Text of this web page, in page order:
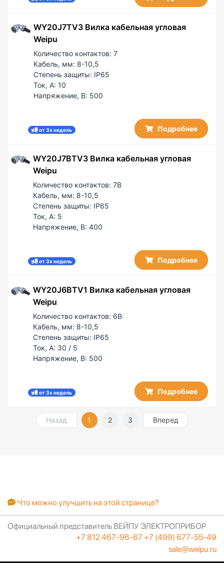
WY20J7TV3 Вилка кабельная угловая
Weipu
Количество контактов:7
Кабель, мм: 8-10,5
Степень защиты: IP65
Ток, А:10
Напряжение, В: 500
от 3х недель Подробнее
WY20J7BTV3 Вилка кабельная угловая
Weipu
Количество контактов:7B
Кабель, мм: 8-10,5
Степень защиты: IP65
Ток, А: 5
Напряжение, В:400
от 3х недель Подробнее
WY20J6BTV1 Вилка кабельная угловая
Weipu
Количество контактов: 6B
Кабель, мм: 8-10,5
Степень защиты: IP65
Ток, А: 30 / 5
Напряжение, В: 500
от 3х недель Подробнее
Назад 1 2 3 Вперед
Что можно улучшить на этой странице?
Официальный представитель ВЕЙПУ ЭЛЕКТРОПРИБОР
+7 812 467-96-67 +7 (499) 677-55-49
sale@weipu.ru